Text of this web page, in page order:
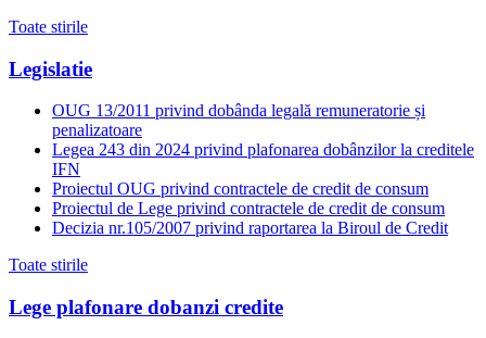
Toate stirile
Legislatie
OUG 13/2011 privind dobânda legală remuneratorie și
penalizatoare
Legea 243 din 2024 privind plafonarea dobânzilor la creditele
IFN
Proiectul OUG privind contractele de credit de consum
Proiectul de Lege privind contractele de credit de consum
Decizia nr.105/2007 privind raportarea la Biroul de Credit
Toate stirile
Lege plafonare dobanzi credite